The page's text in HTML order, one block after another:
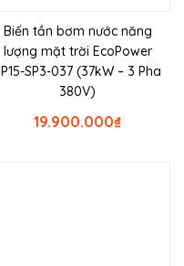
Biến tần bơm nước năng
lượng mặt trời EcoPower
SP3-037 (37kW – 3 Pha
380V)
₫
19.900.000